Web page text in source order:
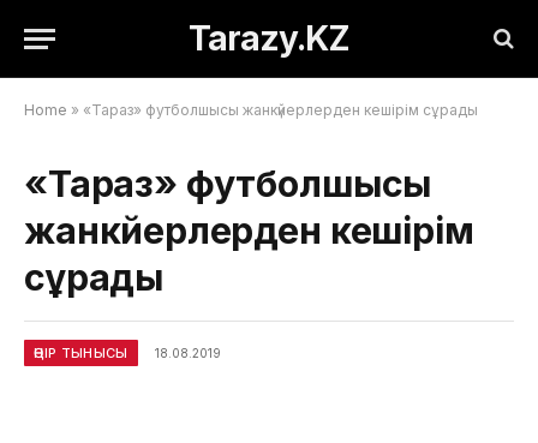
Tarazy.KZ
Home » «Тараз» футболшысы жанкүйерлерден кешірім сұрады
«Тараз» футболшысы
жанкүйерлерден кешірім
сұрады
ӨҢІР ТЫНЫСЫ 18.08.2019